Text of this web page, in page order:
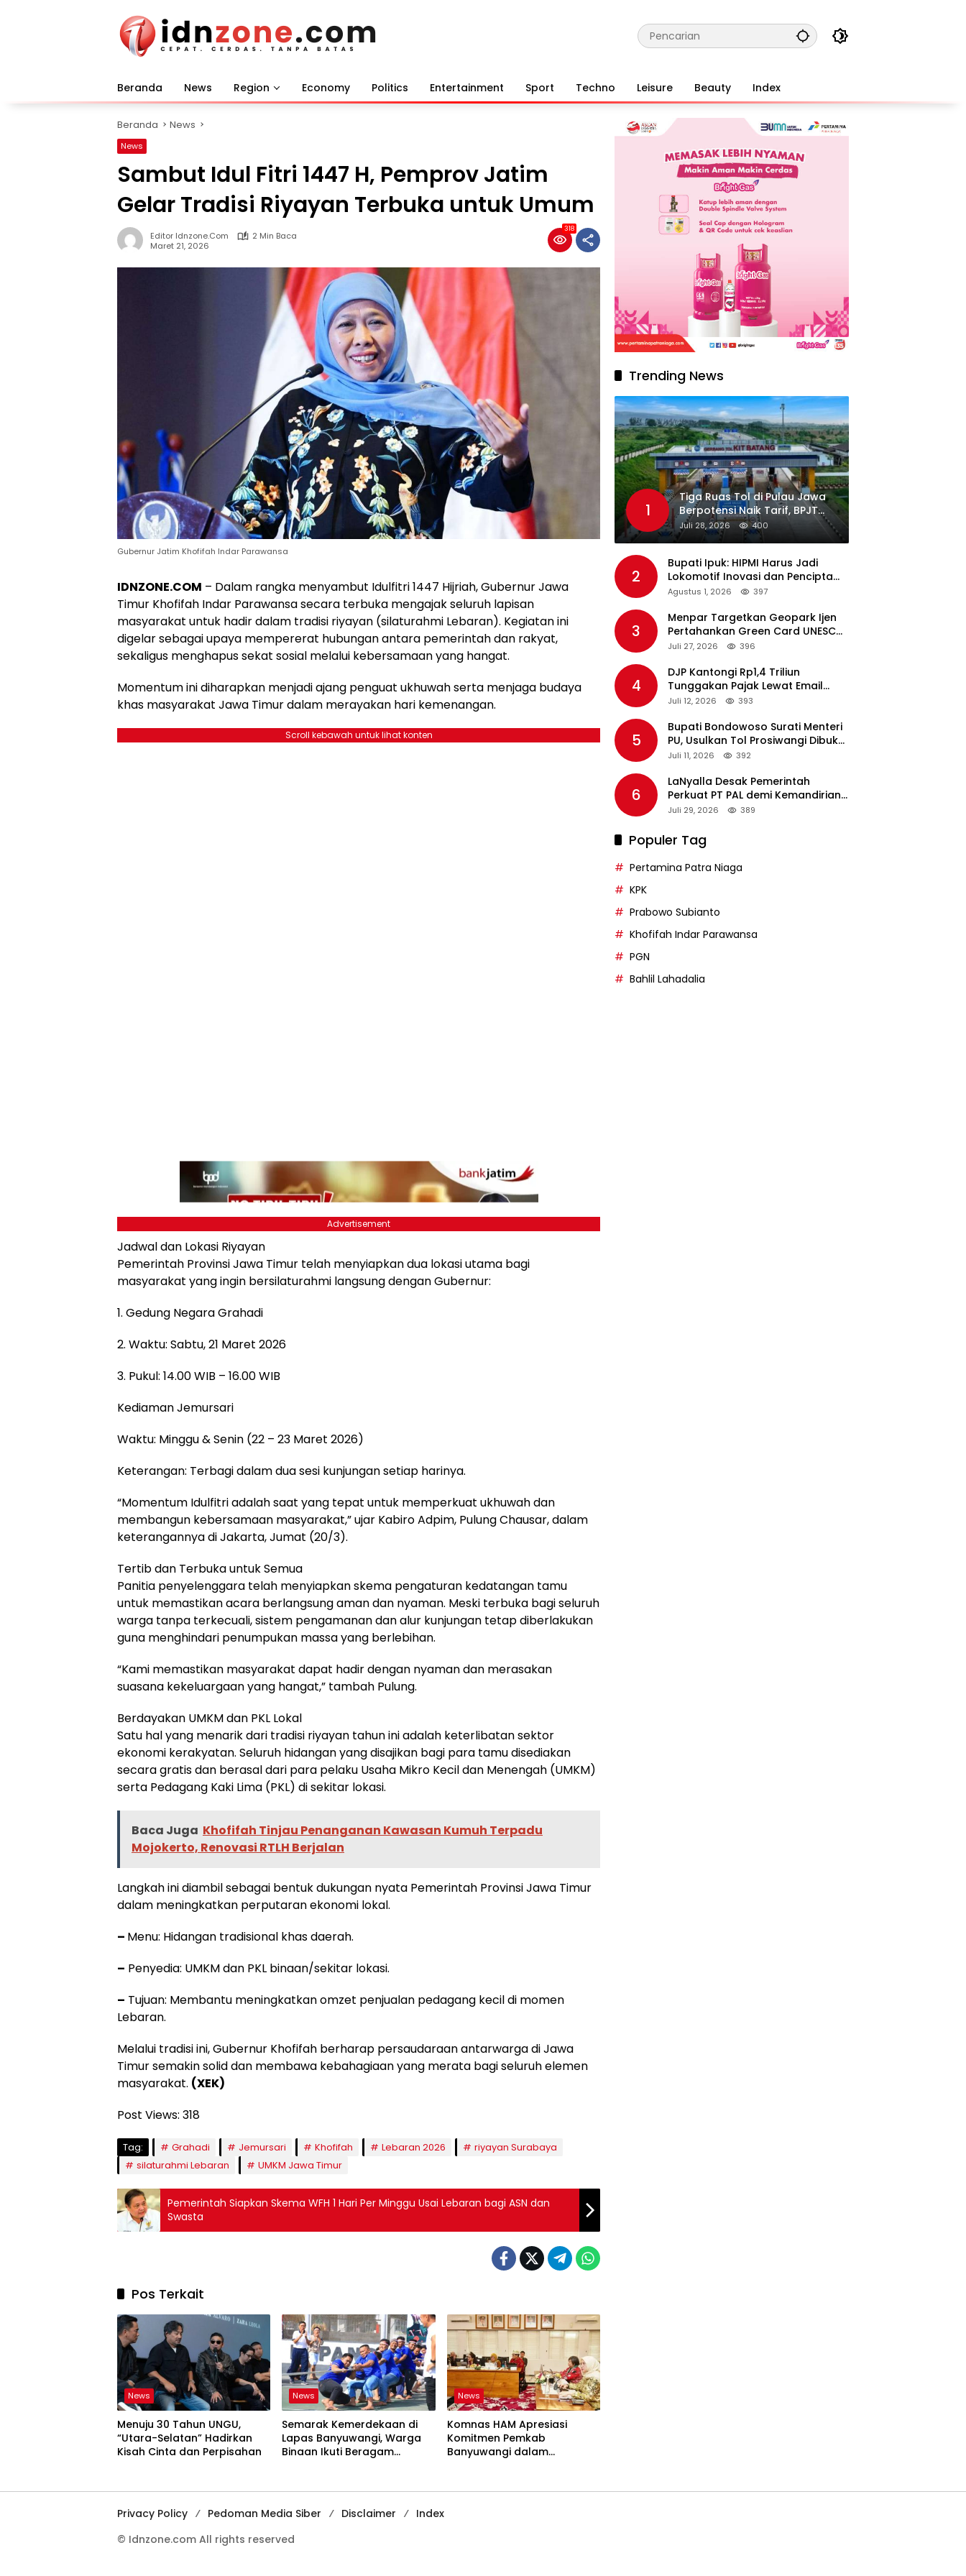
Beranda News Region Economy Politics Entertainment Sport Techno Leisure Beauty Index
Beranda News
News
Sambut Idul Fitri 1447 H, Pemprov Jatim
Gelar Tradisi Riyayan Terbuka untuk Umum
Editor Idnzone.com
2 Min Baca
Maret 21, 2026
318
Gubernur Jatim Khofifah Indar Parawansa
IDNZONE.COM – Dalam rangka menyambut Idulfitri 1447 Hijriah, Gubernur Jawa
Timur Khofifah Indar Parawansa secara terbuka mengajak seluruh lapisan
masyarakat untuk hadir dalam tradisi riyayan (silaturahmi Lebaran). Kegiatan ini
digelar sebagai upaya mempererat hubungan antara pemerintah dan rakyat,
sekaligus menghapus sekat sosial melalui kebersamaan yang hangat.
Momentum ini diharapkan menjadi ajang penguat ukhuwah serta menjaga budaya
khas masyarakat Jawa Timur dalam merayakan hari kemenangan.
Scroll kebawah untuk lihat konten
Advertisement
Jadwal dan Lokasi Riyayan
Pemerintah Provinsi Jawa Timur telah menyiapkan dua lokasi utama bagi
masyarakat yang ingin bersilaturahmi langsung dengan Gubernur:
1. Gedung Negara Grahadi
2. Waktu: Sabtu, 21 Maret 2026
3. Pukul: 14.00 WIB – 16.00 WIB
Kediaman Jemursari
Waktu: Minggu & Senin (22 – 23 Maret 2026)
Keterangan: Terbagi dalam dua sesi kunjungan setiap harinya.
“Momentum Idulfitri adalah saat yang tepat untuk memperkuat ukhuwah dan
membangun kebersamaan masyarakat,” ujar Kabiro Adpim, Pulung Chausar, dalam
keterangannya di Jakarta, Jumat (20/3).
Tertib dan Terbuka untuk Semua
Panitia penyelenggara telah menyiapkan skema pengaturan kedatangan tamu
untuk memastikan acara berlangsung aman dan nyaman. Meski terbuka bagi seluruh
warga tanpa terkecuali, sistem pengamanan dan alur kunjungan tetap diberlakukan
guna menghindari penumpukan massa yang berlebihan.
“Kami memastikan masyarakat dapat hadir dengan nyaman dan merasakan
suasana kekeluargaan yang hangat,” tambah Pulung.
Berdayakan UMKM dan PKL Lokal
Satu hal yang menarik dari tradisi riyayan tahun ini adalah keterlibatan sektor
ekonomi kerakyatan. Seluruh hidangan yang disajikan bagi para tamu disediakan
secara gratis dan berasal dari para pelaku Usaha Mikro Kecil dan Menengah (UMKM)
serta Pedagang Kaki Lima (PKL) di sekitar lokasi.
Baca Juga Khofifah Tinjau Penanganan Kawasan Kumuh Terpadu
Mojokerto, Renovasi RTLH Berjalan
Langkah ini diambil sebagai bentuk dukungan nyata Pemerintah Provinsi Jawa Timur
dalam meningkatkan perputaran ekonomi lokal.
– Menu: Hidangan tradisional khas daerah.
– Penyedia: UMKM dan PKL binaan/sekitar lokasi.
– Tujuan: Membantu meningkatkan omzet penjualan pedagang kecil di momen
Lebaran.
Melalui tradisi ini, Gubernur Khofifah berharap persaudaraan antarwarga di Jawa
Timur semakin solid dan membawa kebahagiaan yang merata bagi seluruh elemen
masyarakat. (XEK)
Post Views: 318
Tag: Grahadi Jemursari Khofifah Lebaran 2026
riyayan Surabaya
silaturahmi Lebaran
UMKM Jawa Timur
Pemerintah Siapkan Skema WFH 1 Hari Per Minggu Usai Lebaran bagi ASN dan
Swasta
Pos Terkait
News
Menuju 30 Tahun UNGU,
“Utara-Selatan” Hadirkan
Kisah Cinta dan Perpisahan
News
Semarak Kemerdekaan di
Lapas Banyuwangi, Warga
Binaan Ikuti Beragam
News
Komnas HAM Apresiasi
Komitmen Pemkab
Banyuwangi dalam
Trending News
1
Tiga Ruas Tol di Pulau Jawa
Berpotensi Naik Tarif, BPJT
Tunggu Hasil Evaluasi
Standar Pelayanan
Juli 28, 2026 400
2
Bupati Ipuk: HIPMI Harus Jadi
Lokomotif Inovasi dan Pencipta
Lapangan Kerja
Agustus 1, 2026 397
3
Menpar Targetkan Geopark Ijen
Pertahankan Green Card UNESCO
pada Revalidasi Agustus 2026
Juli 27, 2026 396
4
DJP Kantongi Rp1,4 Triliun
Tunggakan Pajak Lewat Email
Pengingat, Total Piutang Masih
Juli 12, 2026 393
5
Bupati Bondowoso Surati Menteri
PU, Usulkan Tol Prosiwangi Dibuka
Sementara
Juli 11, 2026 392
6
LaNyalla Desak Pemerintah
Perkuat PT PAL demi Kemandirian
Industri Pertahanan Maritim
Juli 29, 2026 389
Populer Tag
Pertamina Patra Niaga
KPK
Prabowo Subianto
Khofifah Indar Parawansa
PGN
Bahlil Lahadalia
Privacy Policy Pedoman Media Siber Disclaimer
Index
© Idnzone.com All rights reserved